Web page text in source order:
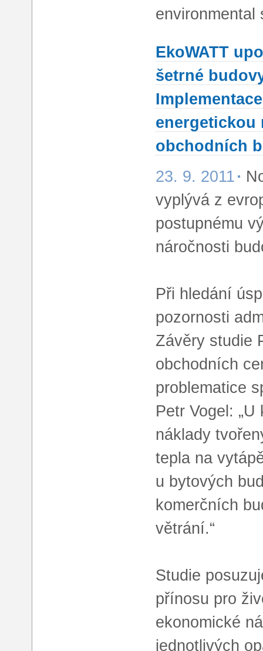
environmental
EkoWATT
šetrné
energetickou
obchodních
23. 9. 2011
vyplývá z
postupnému
náročnosti
Při hledání
pozornosti
Závěry studie
obchodních
problematice
Petr Vogel:
náklady
tepla na
u bytových
komerčních
větrání.“
Studie
přínosu pro
ekonomické
jednotlivých